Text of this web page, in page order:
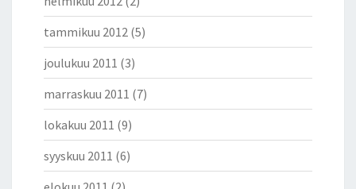
tammikuu 2012 (5)
joulukuu 2011 (3)
marraskuu 2011 (7)
lokakuu 2011 (9)
syyskuu 2011 (6)